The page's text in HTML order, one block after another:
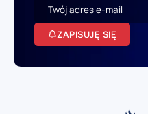
ZAPISUJĘ SIĘ